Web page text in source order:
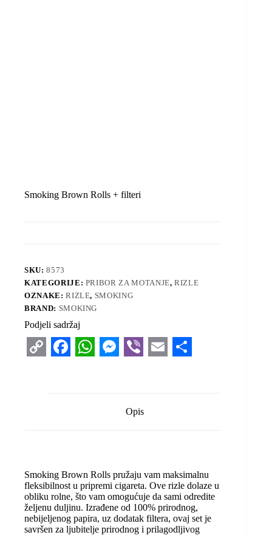
Smoking Brown Rolls + filteri
SKU:8573
KATEGORIJE: PRIBOR ZA MOTANJE,RIZLE
OZNAKE:RIZLE, SMOKING
BRAND: SMOKING
Podjeli sadržaj
y
n
k
e
o
k
t
p
p
s
g
e
r
b
e
i
r
Opis
Smoking Brown Rolls pružaju vam maksimalnu
fleksibilnost u pripremi cigareta. Ove rizle dolaze u
obliku rolne, što vam omogućuje da sami odredite
željenu duljinu. Izrađene od 100% prirodnog,
nebijeljenog papira, uz dodatak filtera, ovaj set je
savršen za ljubitelje prirodnog i prilagodljivog